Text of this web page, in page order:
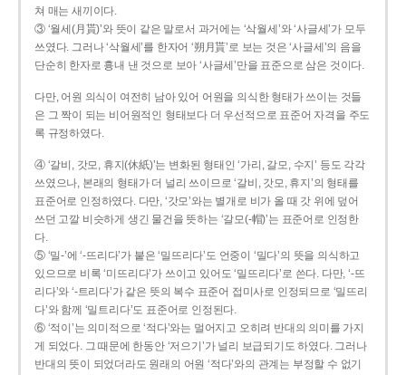
쳐 매는 새끼이다.
③ ‘월세(月貰)’와 뜻이 같은 말로서 과거에는 ‘삭월세’와 ‘사글세’가 모두
쓰였다. 그러나 ‘삭월세’를 한자어 ‘朔月貰’로 보는 것은 ‘사글세’의 음을
단순히 한자로 흉내 낸 것으로 보아 ‘사글세’만을 표준으로 삼은 것이다.
다만, 어원 의식이 여전히 남아 있어 어원을 의식한 형태가 쓰이는 것들
은 그 짝이 되는 비어원적인 형태보다 더 우선적으로 표준어 자격을 주도
록 규정하였다.
④ ‘갈비, 갓모, 휴지(休紙)’는 변화된 형태인 ‘가리, 갈모, 수지’ 등도 각각
쓰였으나, 본래의 형태가 더 널리 쓰이므로 ‘갈비, 갓모, 휴지’의 형태를
표준어로 인정하였다. 다만, ‘갓모’와는 별개로 비가 올 때 갓 위에 덮어
쓰던 고깔 비슷하게 생긴 물건을 뜻하는 ‘갈모(-帽)’는 표준어로 인정한
다.
⑤ ‘밀-’에 ‘-뜨리다’가 붙은 ‘밀뜨리다’도 언중이 ‘밀다’의 뜻을 의식하고
있으므로 비록 ‘미뜨리다’가 쓰이고 있어도 ‘밀뜨리다’로 쓴다. 다만, ‘-뜨
리다’와 ‘-트리다’가 같은 뜻의 복수 표준어 접미사로 인정되므로 ‘밀뜨리
다’와 함께 ‘밀트리다’도 표준어로 인정된다.
⑥ ‘적이’는 의미적으로 ‘적다’와는 멀어지고 오히려 반대의 의미를 가지
게 되었다. 그 때문에 한동안 ‘저으기’가 널리 보급되기도 하였다. 그러나
반대의 뜻이 되었더라도 원래의 어원 ‘적다’와의 관계는 부정할 수 없기